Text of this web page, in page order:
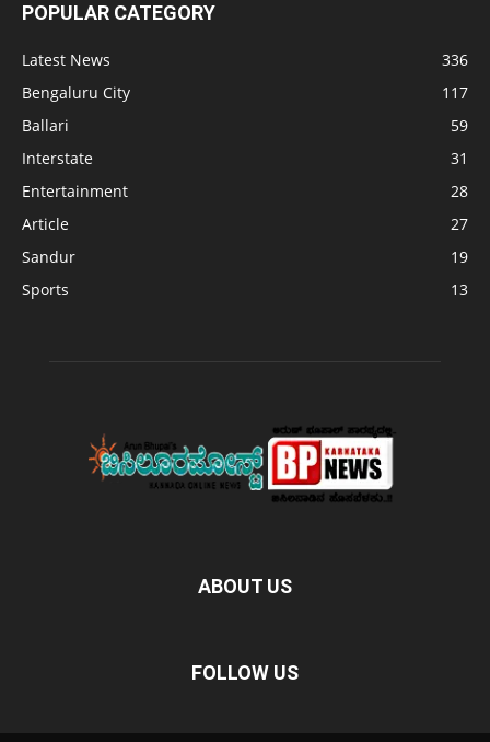
POPULAR CATEGORY
Latest News
336
Bengaluru City
117
Ballari
59
Interstate
31
Entertainment
28
Article
27
Sandur
19
Sports
13
ABOUT US
FOLLOW US